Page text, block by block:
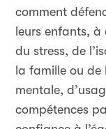
comment
leurs enfants,
du stress, de
la famille ou
mentale,
compétences